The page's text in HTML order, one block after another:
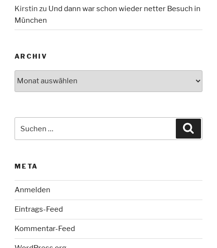
Kirstin zu Und dann war schon wieder netter Besuch in
München
ARCHIV
nach:
META
Anmelden
Eintrags-Feed
Kommentar-Feed